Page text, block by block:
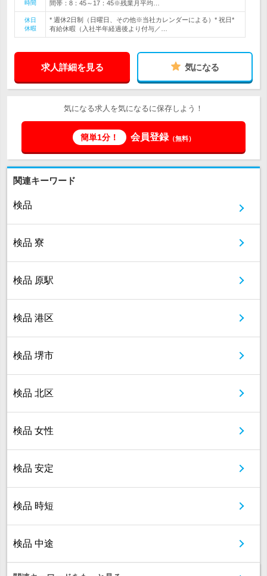
時間
間帯：8：45～17：45※残業月平均…
休日
休暇
* 週休2日制（日曜日、その他※当社カレンダーによる）* 祝日*
有給休暇（入社半年経過後より付与／…
求人詳細を見る 気になる
気になる求人を気になるに保存しよう！
簡単1分！ 会員登録（無料）
関連キーワード
検品
検品 寮
検品 原駅
検品 港区
検品 堺市
検品 北区
検品 女性
検品 安定
検品 時短
検品 中途